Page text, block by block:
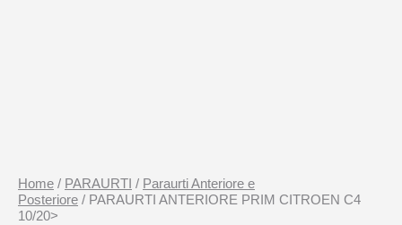
Home / PARAURTI / Paraurti Anteriore e
Posteriore / PARAURTI ANTERIORE PRIM CITROEN C4
10/20>